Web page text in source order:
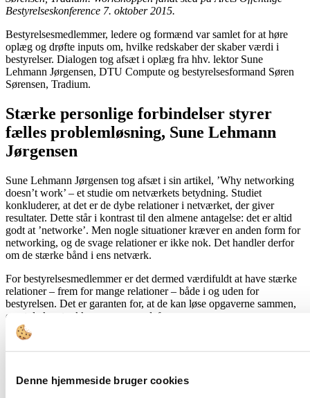
Denne hjemmeside bruger cookies
Bestyrelseskonference 7. oktober 2015.
Bestyrelsesmedlemmer, ledere og formænd var samlet for at høre
oplæg og drøfte inputs om, hvilke redskaber der skaber værdi i
bestyrelser. Dialogen tog afsæt i oplæg fra hhv. lektor Sune
Lehmann Jørgensen, DTU Compute og bestyrelsesformand Søren
Sørensen, Tradium.
Stærke personlige forbindelser styrer
fælles problemløsning, Sune Lehmann
Jørgensen
Sune Lehmann Jørgensen tog afsæt i sin artikel, ’Why networking
doesn’t work’ – et studie om netværkets betydning. Studiet
konkluderer, at det er de dybe relationer i netværket, der giver
resultater. Dette står i kontrast til den almene antagelse: det er altid
godt at ’networke’. Men nogle situationer kræver en anden form for
networking, og de svage relationer er ikke nok. Det handler derfor
om de stærke bånd i ens netværk.
For bestyrelsesmedlemmer er det dermed værdifuldt at have stærke
relationer – frem for mange relationer – både i og uden for
bestyrelsen. Det er garanten for, at de kan løse opgaverne sammen,
og at de kan trække ressourcer udefra.
Ifølge en stor statistisk signifikant undersøgelse fra The
Boarder samarbejdet i bestyrelsen otte gange vigtigere end
Lehmann Jørgensen – ganske vidst ikke i bestyrelser – har
undersøgt, hvad der er for nogle relationer, der giver værdi.